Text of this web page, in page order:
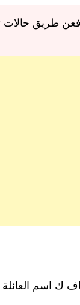
طريق حالات
ك اسم